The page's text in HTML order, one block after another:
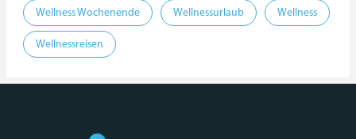
Wellness Wochenende Wellnessurlaub Wellness
Wellnessreisen